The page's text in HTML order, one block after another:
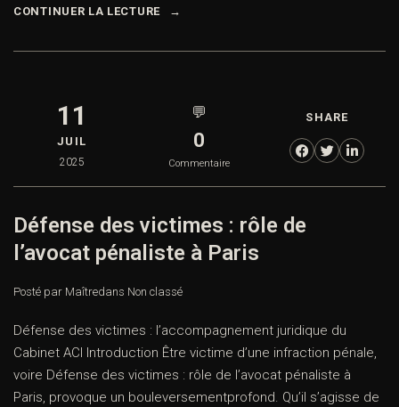
CONTINUER LA LECTURE
11
JUIL
2025
💬
0
Commentaire
SHARE
Défense des victimes : rôle de
l’avocat pénaliste à Paris
Posté par Maîtredans Non classé
Défense des victimes : l’accompagnement juridique du
Cabinet ACI Introduction Être victime d’une infraction pénale,
voire Défense des victimes : rôle de l’avocat pénaliste à
Paris, provoque un bouleversementprofond. Qu’il s’agisse de